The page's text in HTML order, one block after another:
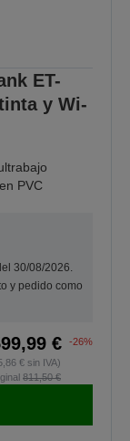
ET-
y Wi-
PVC
30/08/2026.
y pedido como
€
-26%
€ sin IVA)
811,50 €